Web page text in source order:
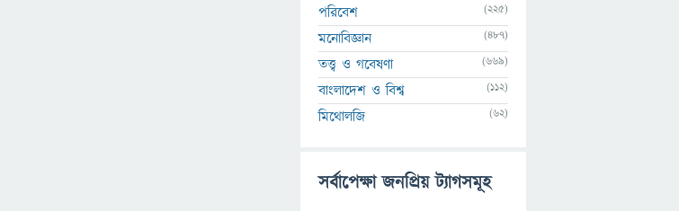
পরিবেশ (225)
মনোবিজ্ঞান (487)
তত্ত্ব ও গবেষণা (669)
বাংলাদেশ ও বিশ্ব (112)
মিথোলজি (62)
সর্বাপেক্ষা জনপ্রিয় ট্যাগসমূহ